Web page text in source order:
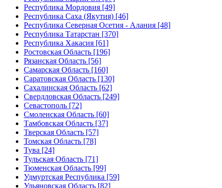
Республика Мордовия [49]
Республика Саха (Якутия) [46]
Республика Северная Осетия - Алания [48]
Республика Татарстан [370]
Республика Хакасия [61]
Ростовская Область [196]
Рязанская Область [56]
Самарская Область [160]
Саратовская Область [130]
Сахалинская Область [62]
Свердловская Область [249]
Севастополь [72]
Смоленская Область [60]
Тамбовская Область [37]
Тверская Область [57]
Томская Область [78]
Тува [24]
Тульская Область [71]
Тюменская Область [99]
Удмуртская Республика [59]
Ульяновская Область [82]